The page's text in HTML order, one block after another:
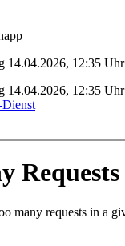
14.04.2026, 12:35 Uhr
14.04.2026, 12:35